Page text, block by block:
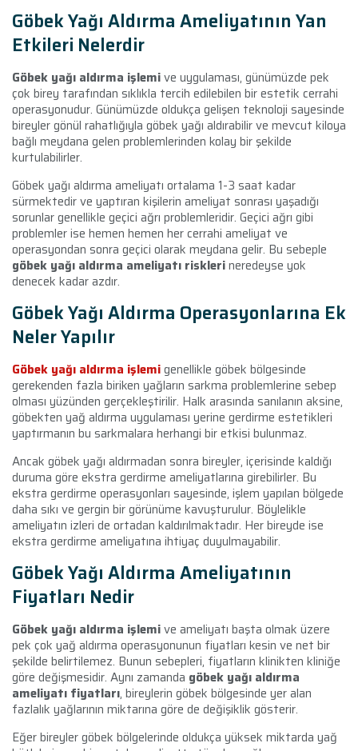
Göbek Yağı Aldırma Ameliyatının Yan
Etkileri Nelerdir
Göbek yağı aldırma işlemive uygulaması, günümüzde pek
çok birey tarafından sıklıkla tercih edilebilen bir estetik cerrahi
operasyonudur. Günümüzde oldukça gelişen teknoloji sayesinde
bireyler gönül rahatlığıyla göbek yağı aldırabilir ve mevcut kiloya
bağlı meydana gelen problemlerinden kolay bir şekilde
kurtulabilirler.
Göbek yağı aldırma ameliyatı ortalama 1-3 saat kadar
sürmektedir ve yaptıran kişilerin ameliyat sonrası yaşadığı
sorunlar genellikle geçici ağrı problemleridir. Geçici ağrı gibi
problemler ise hemen hemen her cerrahi ameliyat ve
operasyondan sonra geçici olarak meydana gelir. Bu sebeple
göbek yağı aldırma ameliyatı risklerineredeyse yok
denecek kadar azdır.
Göbek Yağı Aldırma Operasyonlarına Ek
Neler Yapılır
Göbek yağı aldırma işlemigenellikle göbek bölgesinde
gerekenden fazla biriken yağların sarkma problemlerine sebep
olması yüzünden gerçekleştirilir. Halk arasında sanılanın aksine,
göbekten yağ aldırma uygulaması yerine gerdirme estetikleri
yaptırmanın bu sarkmalara herhangi bir etkisi bulunmaz.
Ancak göbek yağı aldırmadan sonra bireyler, içerisinde kaldığı
duruma göre ekstra gerdirme ameliyatlarına girebilirler. Bu
ekstra gerdirme operasyonları sayesinde, işlem yapılan bölgede
daha sıkı ve gergin bir görünüme kavuşturulur. Böylelikle
ameliyatın izleri de ortadan kaldırılmaktadır. Her bireyde ise
ekstra gerdirme ameliyatına ihtiyaç duyulmayabilir.
Göbek Yağı Aldırma Ameliyatının
Fiyatları Nedir
Göbek yağı aldırma işlemive ameliyatı başta olmak üzere
pek çok yağ aldırma operasyonunun fiyatları kesin ve net bir
şekilde belirtilemez. Bunun sebepleri, fiyatların klinikten kliniğe
göre değişmesidir. Aynı zamanda göbek yağı aldırma
ameliyatı fiyatları, bireylerin göbek bölgesinde yer alan
fazlalık yağlarının miktarına göre de değişiklik gösterir.
Eğer bireyler göbek bölgelerinde oldukça yüksek miktarda yağ